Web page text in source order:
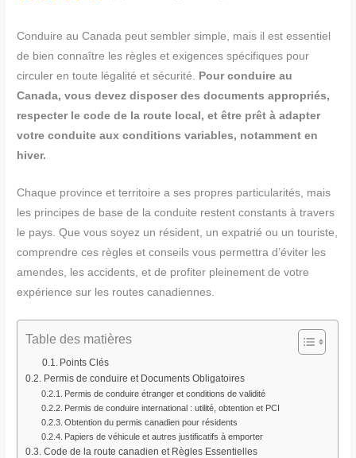
Conduire au Canada peut sembler simple, mais il est essentiel
de bien connaître les règles et exigences spécifiques pour
circuler en toute légalité et sécurité. Pour conduire au
Canada, vous devez disposer des documents appropriés,
respecter le code de la route local, et être prêt à adapter
votre conduite aux conditions variables, notamment en
hiver.
Chaque province et territoire a ses propres particularités, mais
les principes de base de la conduite restent constants à travers
le pays. Que vous soyez un résident, un expatrié ou un touriste,
comprendre ces règles et conseils vous permettra d’éviter les
amendes, les accidents, et de profiter pleinement de votre
expérience sur les routes canadiennes.
Table des matières
Points Clés
Permis de conduire et Documents Obligatoires
Permis de conduire étranger et conditions de validité
Permis de conduire international : utilité, obtention et PCI
Obtention du permis canadien pour résidents
Papiers de véhicule et autres justificatifs à emporter
Code de la route canadien et Règles Essentielles